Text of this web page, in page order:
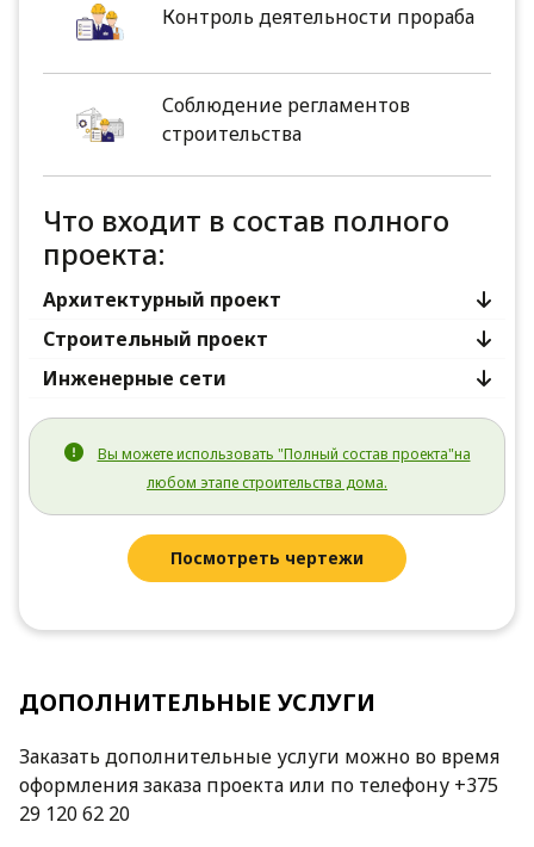
Контроль деятельности прораба
Соблюдение регламентов
строительства
Что входит в состав полного
проекта:
Архитектурный проект
Строительный проект
Инженерные сети
Вы можете использовать "Полный состав проекта"на
любом этапе строительства дома.
Посмотреть чертежи
ДОПОЛНИТЕЛЬНЫЕ УСЛУГИ
Заказать дополнительные услуги можно во время
оформления заказа проекта или по телефону +375
29 120 62 20